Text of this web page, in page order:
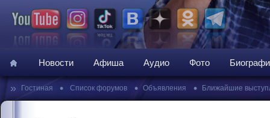
Новости Афиша Аудио Фото
» Гостиная • Список форумов • Объявления • Ближайшие